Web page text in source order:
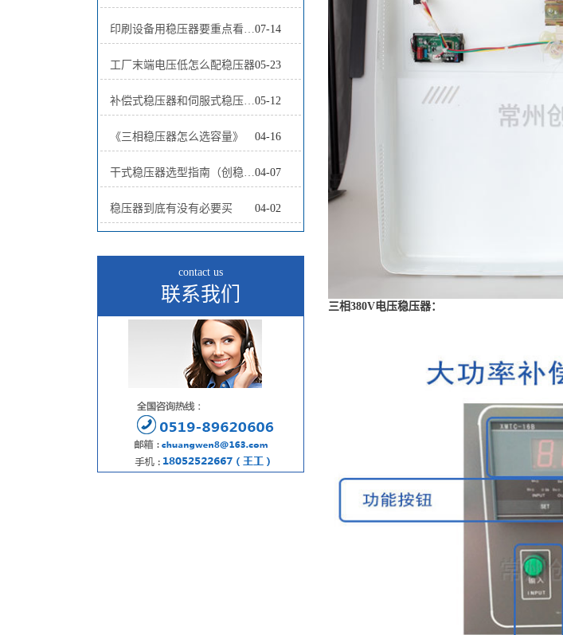
印刷设备用稳压器要重点看什么07-14
工厂末端电压低怎么配稳压器05-23
补偿式稳压器和伺服式稳压器哪个好05-12
《三相稳压器怎么选容量》 04-16
干式稳压器选型指南（创稳电气 2026版）04-07
稳压器到底有没有必要买 04-02
contact us
联系我们
三相380V电压稳压器：